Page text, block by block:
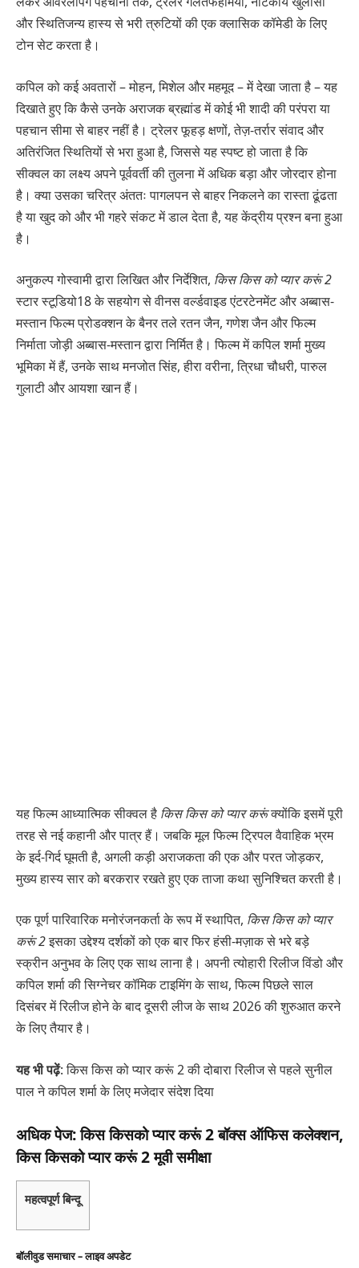
और स्थितिजन्य हास्य से भरी त्रुटियों की एक क्लासिक कॉमेडी के लिए
टोन सेट करता है।
कपिल को कई अवतारों – मोहन, मिशेल और महमूद – में देखा जाता है – यह
दिखाते हुए कि कैसे उनके अराजक ब्रह्मांड में कोई भी शादी की परंपरा या
पहचान सीमा से बाहर नहीं है। ट्रेलर फूहड़ क्षणों, तेज़-तर्रार संवाद और
अतिरंजित स्थितियों से भरा हुआ है, जिससे यह स्पष्ट हो जाता है कि
सीक्वल का लक्ष्य अपने पूर्ववर्ती की तुलना में अधिक बड़ा और जोरदार होना
है। क्या उसका चरित्र अंततः पागलपन से बाहर निकलने का रास्ता ढूंढता
है या खुद को और भी गहरे संकट में डाल देता है, यह केंद्रीय प्रश्न बना हुआ
है।
अनुकल्प गोस्वामी द्वारा लिखित और निर्देशित, किस किस को प्यार करूं 2
स्टार स्टूडियो18 के सहयोग से वीनस वर्ल्डवाइड एंटरटेनमेंट और अब्बास-
मस्तान फिल्म प्रोडक्शन के बैनर तले रतन जैन, गणेश जैन और फिल्म
निर्माता जोड़ी अब्बास-मस्तान द्वारा निर्मित है। फिल्म में कपिल शर्मा मुख्य
भूमिका में हैं, उनके साथ मनजोत सिंह, हीरा वरीना, त्रिधा चौधरी, पारुल
गुलाटी और आयशा खान हैं।
यह फिल्म आध्यात्मिक सीक्वल है किस किस को प्यार करूंक्योंकि इसमें पूरी
तरह से नई कहानी और पात्र हैं। जबकि मूल फिल्म ट्रिपल वैवाहिक भ्रम
के इर्द-गिर्द घूमती है, अगली कड़ी अराजकता की एक और परत जोड़कर,
मुख्य हास्य सार को बरकरार रखते हुए एक ताजा कथा सुनिश्चित करती है।
एक पूर्ण पारिवारिक मनोरंजनकर्ता के रूप में स्थापित, किस किस को प्यार
करूं 2इसका उद्देश्य दर्शकों को एक बार फिर हंसी-मज़ाक से भरे बड़े
स्क्रीन अनुभव के लिए एक साथ लाना है। अपनी त्योहारी रिलीज विंडो और
कपिल शर्मा की सिग्नेचर कॉमिक टाइमिंग के साथ, फिल्म पिछले साल
दिसंबर में रिलीज होने के बाद दूसरी लीज के साथ 2026 की शुरुआत करने
के लिए तैयार है।
यह भी पढ़ें: किस किस को प्यार करूं 2 की दोबारा रिलीज से पहले सुनील
पाल ने कपिल शर्मा के लिए मजेदार संदेश दिया
अधिक पेज: किस किसको प्यार करूं 2 बॉक्स ऑफिस कलेक्शन,
किस किसको प्यार करूं 2 मूवी समीक्षा
महत्वपूर्ण बिन्दू
बॉलीवुड समाचार – लाइव अपडेट